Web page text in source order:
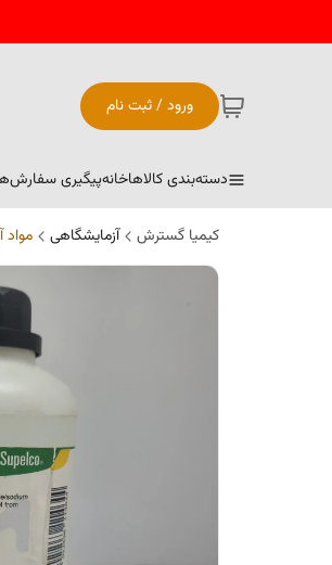
ورود / ثبت نام
دسته‌بندی کالاهاخانهپیگیری سفارش
کیمیا گسترش آزمایشگاهی مواد